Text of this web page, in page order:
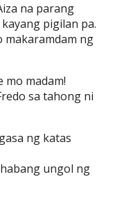
na parang
pigilan pa.
makaramdam ng
mo madam!
sa tahong ni
ng katas
ungol ng